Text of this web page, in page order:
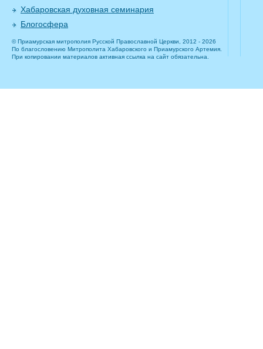
Хабаровская духовная семинария
Блогосфера
© Приамурская митрополия Русской Православной Церкви, 2012 - 2026
По благословению Митрополита Хабаровского и Приамурского Артемия.
При копировании материалов активная ссылка на сайт обязательна.